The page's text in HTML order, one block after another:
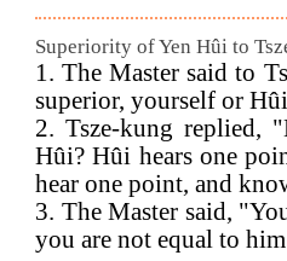
Superiority of Yen Hûi to
1. The Master said to
superior, yourself or
2. Tsze-kung replied,
Hûi? Hûi hears one
hear one point, and
3. The Master said,
you are not equal to